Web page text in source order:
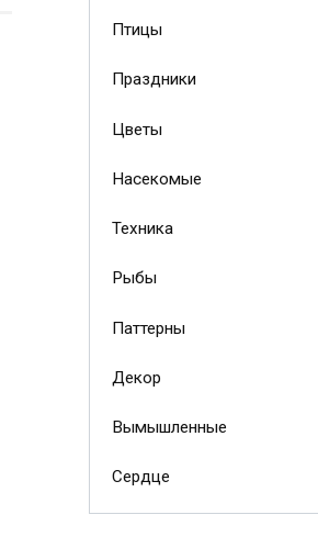
Птицы
Праздники
Цветы
Насекомые
Техника
Рыбы
Паттерны
Декор
Вымышленные
Сердце